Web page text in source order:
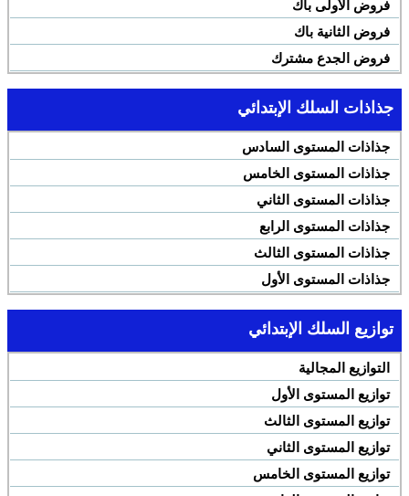
فروض الأولى باك
فروض الثانية باك
فروض الجدع مشترك
جذاذات السلك الإبتدائي
جذاذات المستوى السادس
جذاذات المستوى الخامس
جذاذات المستوى الثاني
جذاذات المستوى الرابع
جذاذات المستوى الثالث
جذاذات المستوى الأول
توازيع السلك الإبتدائي
التوازيع المجالية
توازيع المستوى الأول
توازيع المستوى الثالث
توازيع المستوى الثاني
توازيع المستوى الخامس